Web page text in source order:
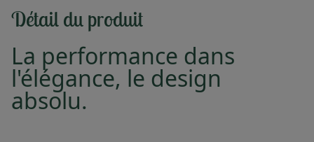
Détail du produit
La performance dans
l'élégance, le design
absolu.